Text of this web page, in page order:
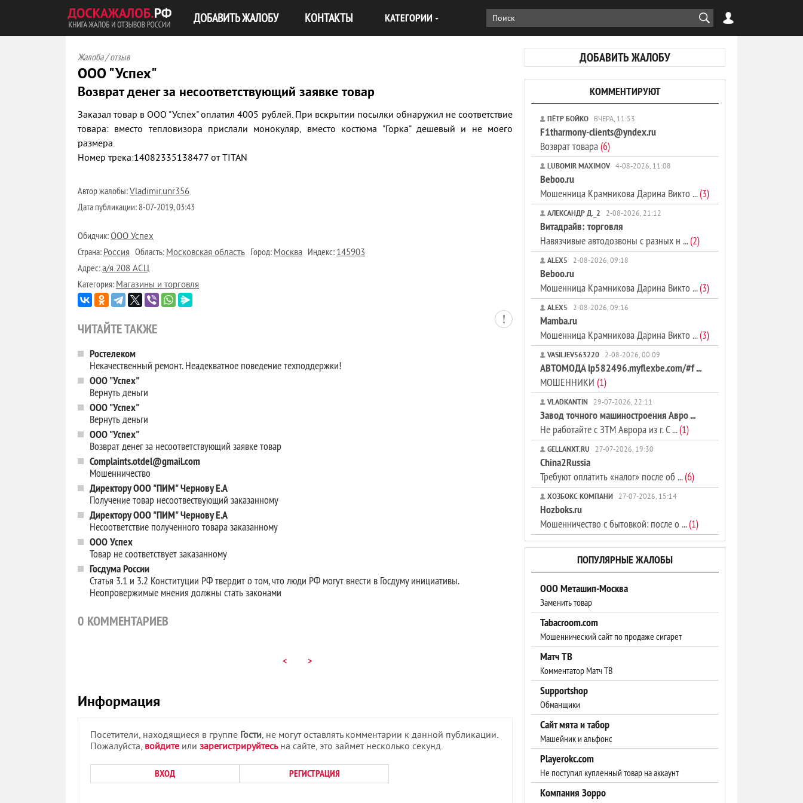
ДОБАВИТЬ ЖАЛОБУ КОНТАКТЫ КАТЕГОРИИ
ДОБАВИТЬ ЖАЛОБУ
Жалоба / отзыв
ООО "Успех"
Возврат денег за несоответствующий заявке товар
Заказал товар в ООО "Успех" оплатил 4005 рублей. При вскрытии посылки обнаружил не соответствие
товара: вместо тепловизора прислали монокуляр, вместо костюма "Горка" дешевый и не моего
размера.
Номер трека:14082335138477 от TITAN
Автор жалобы:Vladimir.unr356
Дата публикации: 8-07-2019, 03:43
Обидчик:ООО Успех
Страна:Россия Область:Московская область Город:Москва Индекс:145903
Адрес:а/я 208 АСЦ
Категория:Магазины и торговля
ЧИТАЙТЕ ТАКЖЕ
Ростелеком
Некачественный ремонт. Неадекватное поведение техподдержки!
ООО "Успех"
Вернуть деньги
ООО "Успех"
Вернуть деньги
ООО "Успех"
Возврат денег за несоответствующий заявке товар
Complaints.otdel@gmail.com
Мошенничество
Директору ООО "ПИМ" Чернову Е.А
Получение товар несоотвествующий заказанному
Директору ООО "ПИМ" Чернову Е.А
Несоответствие полученного товара заказанному
ООО Успех
Товар не соответствует заказанному
Госдума России
Статья 3.1 и 3.2 Конституции РФ твердит о том, что люди РФ могут внести в Госдуму инициативы.
Неопровержимые мнения должны стать законами
0 КОММЕНТАРИЕВ
< >
Информация
Посетители, находящиеся в группе Гости, не могут оставлять комментарии к данной публикации.
Пожалуйста, войдите или зарегистрируйтесьна сайте, это займет несколько секунд.
ВХОД РЕГИСТРАЦИЯ
КОММЕНТИРУЮТ
ПЁТР БОЙКО ВЧЕРА, 11:53
F1tharmony-clients@yndex.ru
Возврат товара(6)
LUBOMIR MAXIMOV 4-08-2026, 11:08
Beboo.ru
Мошенница Крамникова Дарина Викто ...(3)
АЛЕКСАНДР Д._2 2-08-2026, 21:12
Витадрайв: торговля
Навязчивые автодозвоны с разных н ...(2)
ALEX5 2-08-2026, 09:18
Beboo.ru
Мошенница Крамникова Дарина Викто ...(3)
ALEX5 2-08-2026, 09:16
Mamba.ru
Мошенница Крамникова Дарина Викто ...(3)
VASILJEV563220 2-08-2026, 00:09
АВТОМОДА lp582496.myflexbe.com/#f ...
МОШЕННИКИ (1)
VLADKANTIN 29-07-2026, 22:11
Завод точного машиностроения Авро ...
Не работайте с ЗТМ Аврора из г. С ...(1)
GELLANXT.RU 27-07-2026, 19:30
China2Russia
Требуют оплатить «налог» после об ...(6)
ХОЗБОКС КОМПАНИ 27-07-2026, 15:14
Hozboks.ru
Мошенничество с бытовкой: после о ...(1)
ПОПУЛЯРНЫЕ ЖАЛОБЫ
ООО Меташип-Москва
Заменить товар
Tabacroom.com
Мошеннический сайт по продаже сигарет
Матч ТВ
Комментатор Матч ТВ
Supportshop
Обманщики
Сайт мята и табор
Машейник и альфонс
Playerokc.com
Не поступил купленный товар на аккаунт
Компания Зорро